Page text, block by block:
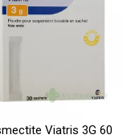
Viatris 3G 60